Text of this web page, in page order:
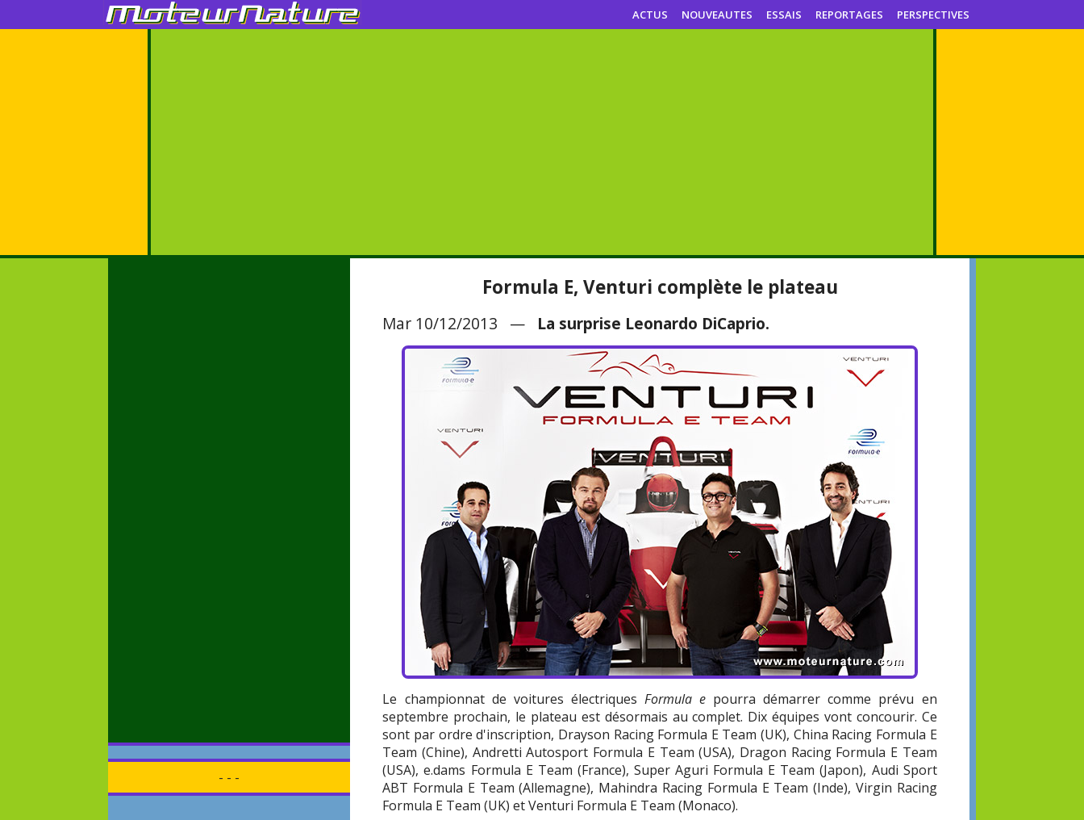
ACTUS NOUVEAUTES ESSAIS REPORTAGES PERSPECTIVES
- - -
Formula E, Venturi complète le plateau
Mar 10/12/2013 — La surprise Leonardo DiCaprio.
Le championnat de voitures électriques Formula e pourra démarrer comme prévu en
septembre prochain, le plateau est désormais au complet. Dix équipes vont concourir. Ce
sont par ordre d'inscription, Drayson Racing Formula E Team (UK), China Racing Formula E
Team (Chine), Andretti Autosport Formula E Team (USA), Dragon Racing Formula E Team
(USA), e.dams Formula E Team (France), Super Aguri Formula E Team (Japon), Audi Sport
ABT Formula E Team (Allemagne), Mahindra Racing Formula E Team (Inde), Virgin Racing
Formula E Team (UK) et Venturi Formula E Team (Monaco).